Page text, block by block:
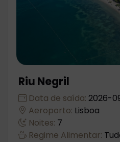
Riu Negril
Data de saída: 2026-
Aeroporto: Lisboa
Noites: 7
Regime Alimentar: